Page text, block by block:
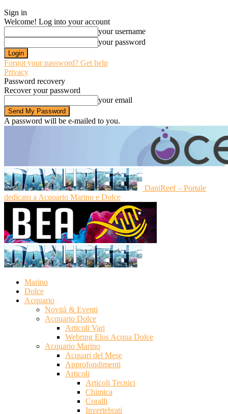
Sign in
Welcome! Log into your account
your username
your password
Forgot your password? Get help
Privacy
Password recovery
Recover your password
your email
A password will be e-mailed to you.
DaniReef – Portale
dedicato a Acquario Marino e Dolce
Marino
Dolce
Acquario
Novità & Eventi
Acquario Dolce
Articoli Vari
Webring Elos Acqua Dolce
Acquario Marino
Acquari del Mese
Approfondimenti
Articoli
Articoli Tecnici
Chimica
Coralli
Invertebrati